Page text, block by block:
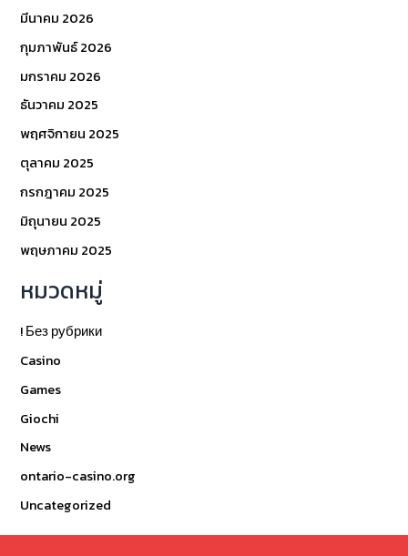
มีนาคม 2026
กุมภาพันธ์ 2026
มกราคม 2026
ธันวาคม 2025
พฤศจิกายน 2025
ตุลาคม 2025
กรกฎาคม 2025
มิถุนายน 2025
พฤษภาคม 2025
หมวดหมู่
! Без рубрики
Casino
Games
Giochi
News
ontario-casino.org
Uncategorized